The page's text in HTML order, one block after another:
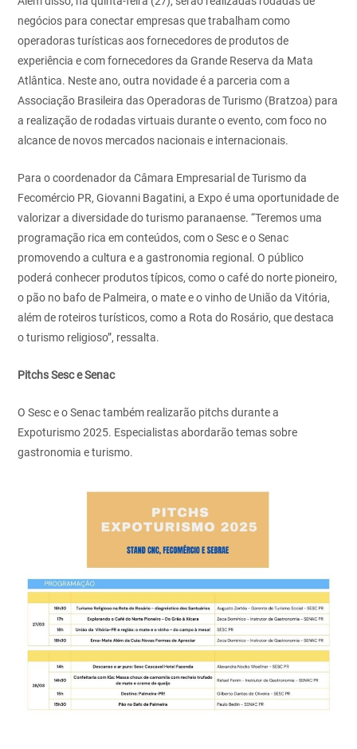
negócios para conectar empresas que trabalham como
operadoras turísticas aos fornecedores de produtos de
experiência e com fornecedores da Grande Reserva da Mata
Atlântica. Neste ano, outra novidade é a parceria com a
Associação Brasileira das Operadoras de Turismo (Bratzoa) para
a realização de rodadas virtuais durante o evento, com foco no
alcance de novos mercados nacionais e internacionais.
Para o coordenador da Câmara Empresarial de Turismo da
Fecomércio PR, Giovanni Bagatini, a Expo é uma oportunidade de
valorizar a diversidade do turismo paranaense. “Teremos uma
programação rica em conteúdos, com o Sesc e o Senac
promovendo a cultura e a gastronomia regional. O público
poderá conhecer produtos típicos, como o café do norte pioneiro,
o pão no bafo de Palmeira, o mate e o vinho de União da Vitória,
além de roteiros turísticos, como a Rota do Rosário, que destaca
o turismo religioso”, ressalta.
Pitchs Sesc e Senac
O Sesc e o Senac também realizarão pitchs durante a
Expoturismo 2025. Especialistas abordarão temas sobre
gastronomia e turismo.